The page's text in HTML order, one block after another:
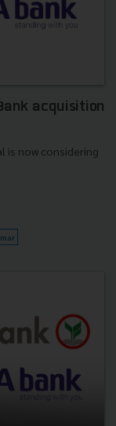
acquisition
is now considering